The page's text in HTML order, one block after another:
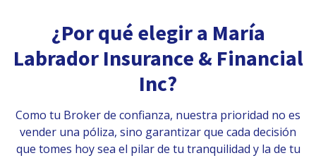
¿Por qué elegir a María
Labrador Insurance & Financial
Inc?
Como tu Broker de confianza, nuestra prioridad no es
vender una póliza, sino garantizar que cada decisión
que tomes hoy sea el pilar de tu tranquilidad y la de tu